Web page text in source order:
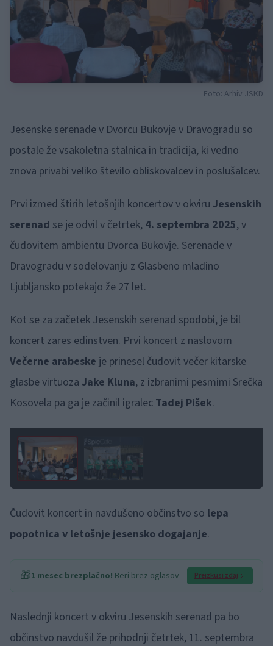
Foto: Arhiv JSKD
Jesenske serenade v Dvorcu Bukovje v Dravogradu so
postale že vsakoletna stalnica in tradicija, ki vedno
znova privabi veliko število obliskovalcev in poslušalcev.
Prvi izmed štirih letošnjih koncertov v okviru Jesenskih
serenad se je odvil v četrtek, 4. septembra 2025, v
čudovitem ambientu Dvorca Bukovje. Serenade v
Dravogradu v sodelovanju z Glasbeno mladino
Ljubljansko potekajo že 27 let.
Kot se za začetek Jesenskih serenad spodobi, je bil
koncert zares edinstven. Prvi koncert z naslovom
Večerne arabeske je prinesel čudovit večer kitarske
glasbe virtuoza Jake Kluna, z izbranimi pesmimi Srečka
Kosovela pa ga je začinil igralec Tadej Pišek.
Čudovit koncert in navdušeno občinstvo so lepa
popotnica v letošnje jesensko dogajanje.
🎁1 mesec brezplačno! Beri brez oglasov Preizkusi zdaj
Naslednji koncert v okviru Jesenskih serenad pa bo
občinstvo navdušil že prihodnji četrtek, 11. septembra